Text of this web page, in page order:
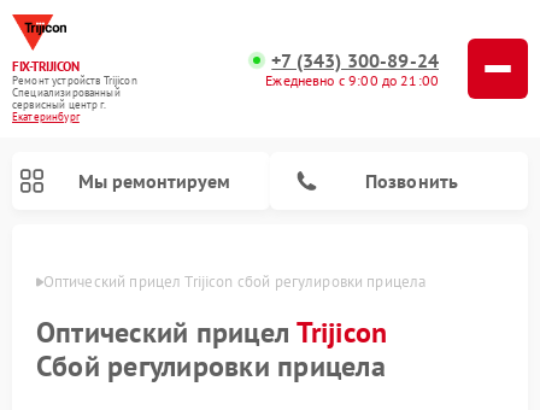
FIX-TRIJICON
Ремонт устройств Trijicon
Специализированный
cервисный центр г.
Екатеринбург
+7 (343) 300-89-24
Ежедневно с 9:00 до 21:00
Мы ремонтируем Позвонить
Оптический прицел Trijicon сбой регулировки прицела
Оптический прицелTrijicon
Сбой регулировки прицела